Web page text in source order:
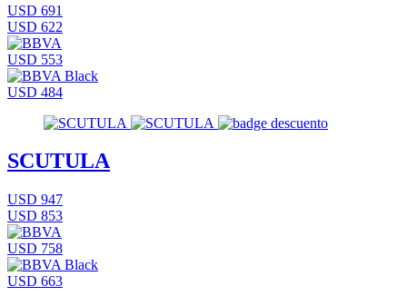
USD 691
USD 622
USD 553
USD 484
SCUTULA
USD 947
USD 853
USD 758
USD 663